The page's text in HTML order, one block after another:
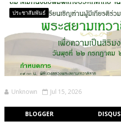
ประชาสัมพันธ์
Unknown Jul 15, 2026
BLOGGER DISQUS